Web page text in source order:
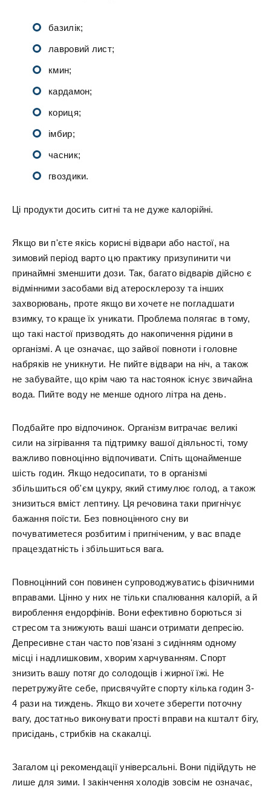
базилік;
лавровий лист;
кмин;
кардамон;
кориця;
імбир;
часник;
гвоздики.
Ці продукти досить ситні та не дуже калорійні.
Якщо ви п'єте якісь корисні відвари або настої, на
зимовий період варто цю практику призупинити чи
принаймні зменшити дози. Так, багато відварів дійсно є
відмінними засобами від атеросклерозу та інших
захворювань, проте якщо ви хочете не погладшати
взимку, то краще їх уникати. Проблема полягає в тому,
що такі настої призводять до накопичення рідини в
організмі. А це означає, що зайвої повноти і головне
набряків не уникнути. Не пийте відвари на ніч, а також
не забувайте, що крім чаю та настоянок існує звичайна
вода. Пийте воду не менше одного літра на день.
Подбайте про відпочинок. Організм витрачає великі
сили на зігрівання та підтримку вашої діяльності, тому
важливо повноцінно відпочивати. Спіть щонайменше
шість годин. Якщо недосипати, то в організмі
збільшиться об'єм цукру, який стимулює голод, а також
знизиться вміст лептину. Ця речовина таки пригнічує
бажання поїсти. Без повноцінного сну ви
почуватиметеся розбитим і пригніченим, у вас впаде
працездатність і збільшиться вага.
Повноцінний сон повинен супроводжуватись фізичними
вправами. Цінно у них не тільки спалювання калорій, а й
вироблення ендорфінів. Вони ефективно борються зі
стресом та знижують ваші шанси отримати депресію.
Депресивне стан часто пов'язані з сидінням одному
місці і надлишковим, хворим харчуванням. Спорт
знизить вашу потяг до солодощів і жирної їжі. Не
перетружуйте себе, присвячуйте спорту кілька годин 3-
4 рази на тиждень. Якщо ви хочете зберегти поточну
вагу, достатньо виконувати прості вправи на кшталт бігу,
присідань, стрибків на скакалці.
Загалом ці рекомендації універсальні. Вони підійдуть не
лише для зими. І закінчення холодів зовсім не означає,